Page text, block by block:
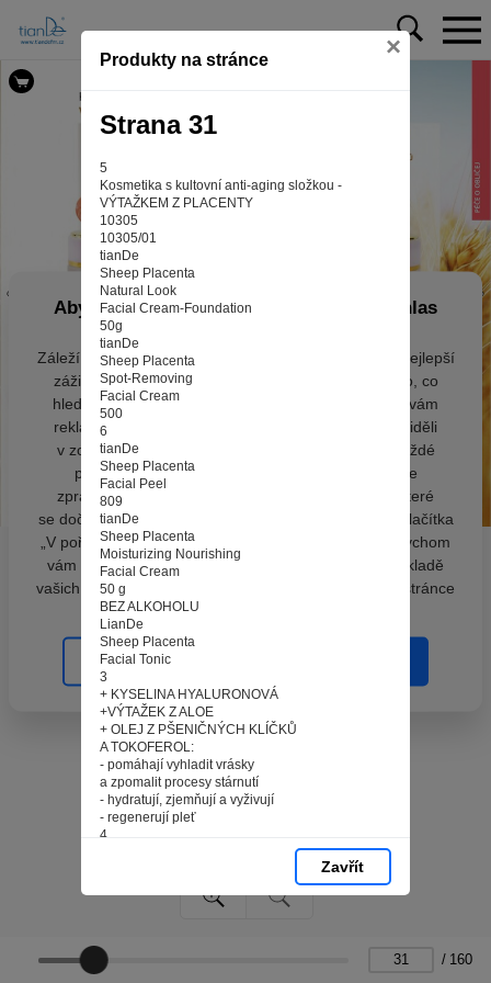
Produkty na stránce ×
Strana 31
5
Kosmetika s kultovní anti-aging složkou -
VÝTAŽKEM Z PLACENTY
10305
10305/01
tianDe
Sheep Placenta
Natural Look
Facial Cream-Foundation
50g
tianDe
Sheep Placenta
Spot-Removing
Facial Cream
500
6
tianDe
Sheep Placenta
Facial Peel
809
tianDe
Sheep Placenta
Moisturizing Nourishing
Facial Cream
50 g
BEZ ALKOHOLU
LianDe
Sheep Placenta
Facial Tonic
3
+ KYSELINA HYALURONOVÁ
+VÝTAŽEK Z ALOE
+ OLEJ Z PŠENIČNÝCH KLÍČKŮ
A TOKOFEROL:
- pomáhají vyhladit vrásky
a zpomalit procesy stárnutí
- hydratují, zjemňují a vyživují
- regenerují pleť
4
Moisturizing Nourishing
*
&
Zavřít
/ 160
Aby web fungoval tak, jak ho znáte (souhlas
Záleží nám na tom, aby pro vás nakupování bylo co nejlepší
zážitkem. Abyste na našich stránkách rychle našli to, co
hledáte, ušetřili spoustu klikání a nezobrazovaly se vám
reklamy na věci, které vás nezajímají. Abyste web viděli
v zobrazení na které jste zvyklí a nemuseli se pokaždé
přihlašovat. Proto od vás potřebujeme souhlas se
zpracováním souborů cookies - malých souborů, které
se dočasně ukládají ve vašem prohlížeči. Stisknutím tlačítka
„V pořádku“ souhlasíte s nastavením cookies tak, abychom
vám poskytovali smysluplné a užitečné služby na základě
vašich údajů. Svůj souhlas můžete kdykoli změnit na stránce
zpracování osobních údajů.
Spravovat cookies